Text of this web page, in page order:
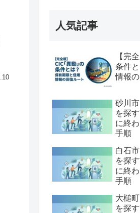
人気記事
【完
条件
情報
砂川
を探
に終
手順
白石
を探
に終
手順
大槌
を探